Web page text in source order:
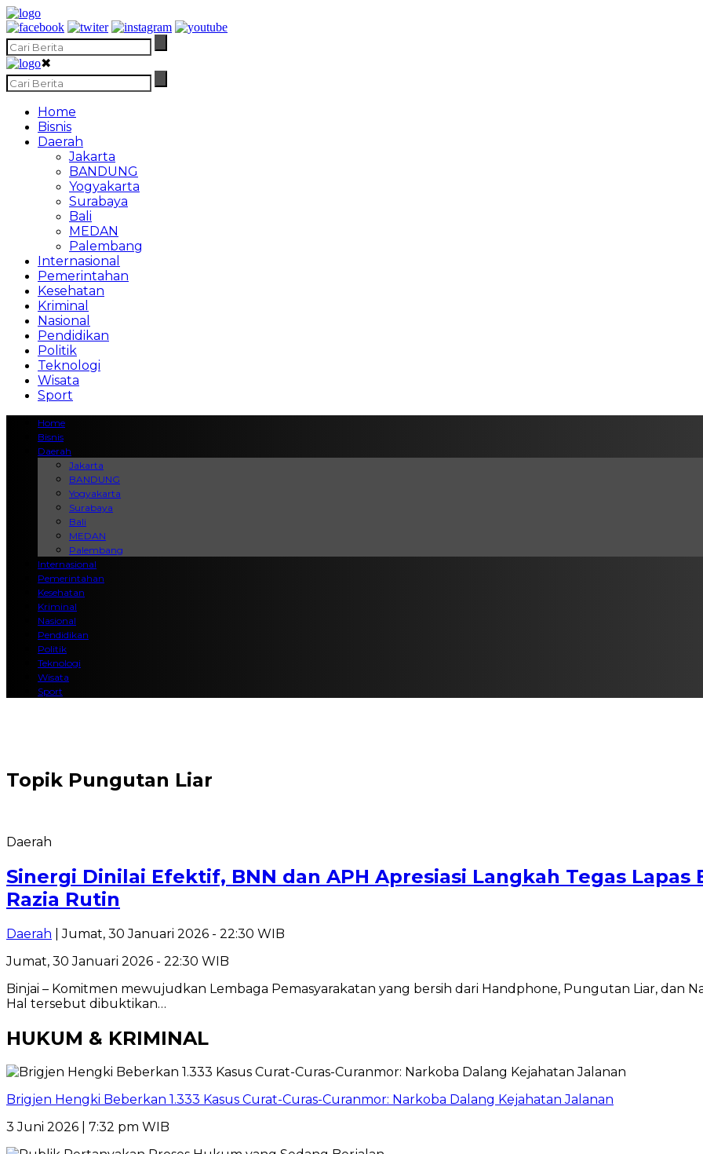
✖
Home
Bisnis
Daerah
Jakarta
BANDUNG
Yogyakarta
Surabaya
Bali
MEDAN
Palembang
Internasional
Pemerintahan
Kesehatan
Kriminal
Nasional
Pendidikan
Politik
Teknologi
Wisata
Sport
Home
Bisnis
Daerah
Jakarta
BANDUNG
Yogyakarta
Surabaya
Bali
MEDAN
Palembang
Internasional
Pemerintahan
Kesehatan
Kriminal
Nasional
Pendidikan
Politik
Teknologi
Wisata
Sport
Topik Pungutan Liar
Daerah
Sinergi Dinilai Efektif, BNN dan APH Apresiasi Langkah Tegas
Razia Rutin
Daerah | Jumat, 30 Januari 2026 - 22:30 WIB
Jumat, 30 Januari 2026 - 22:30 WIB
Binjai – Komitmen mewujudkan Lembaga Pemasyarakatan yang bersih dari Handphone, Pungutan Liar, dan
Hal tersebut dibuktikan…
HUKUM & KRIMINAL
Brigjen Hengki Beberkan 1.333 Kasus Curat-Curas-Curanmor: Narkoba Dalang Kejahatan Jalanan
3 Juni 2026 | 7:32 pm WIB